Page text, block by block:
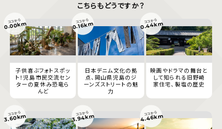
こちらもどうですか？
子供喜ぶフォトスポッ
ト！児島市民交流セン
ターの夏休み恐竜ら
んど
ココから
0.00km
日本デニム文化の拠
点、岡山県児島のジ
ーンズストリートの魅
力
ココから
0.16km
映画やドラマの舞台と
して知られる旧野崎
家住宅、製塩の歴史
ココから
0.44km
ココから
3.60km ココから
3.94km ココから
4.46km